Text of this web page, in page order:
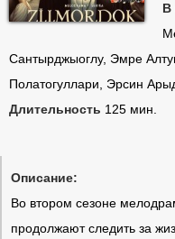
В
Сантырджыоглу, Эмре
Полатогуллари, Эрсин
Длительность 125 мин.
Описание:
Во втором сезоне
продолжают следить за